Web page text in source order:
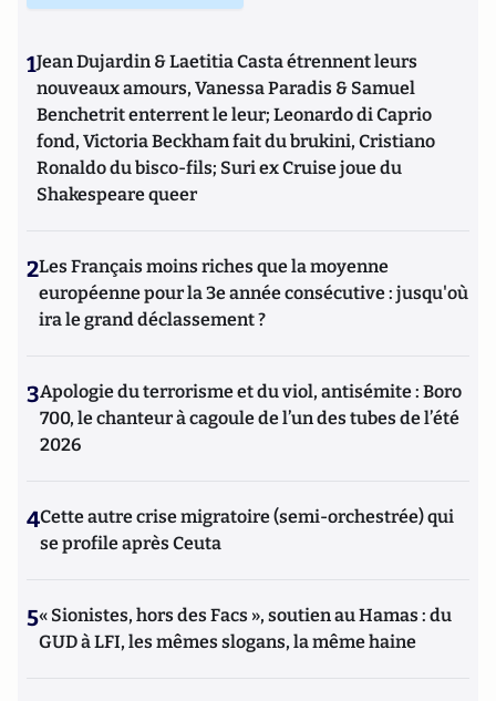
1Jean Dujardin & Laetitia Casta étrennent leurs
nouveaux amours, Vanessa Paradis & Samuel
Benchetrit enterrent le leur; Leonardo di Caprio
fond, Victoria Beckham fait du brukini, Cristiano
Ronaldo du bisco-fils; Suri ex Cruise joue du
Shakespeare queer
2Les Français moins riches que la moyenne
européenne pour la 3e année consécutive : jusqu'où
ira le grand déclassement ?
3Apologie du terrorisme et du viol, antisémite : Boro
700, le chanteur à cagoule de l’un des tubes de l’été
2026
4Cette autre crise migratoire (semi-orchestrée) qui
se profile après Ceuta
5« Sionistes, hors des Facs », soutien au Hamas : du
GUD à LFI, les mêmes slogans, la même haine